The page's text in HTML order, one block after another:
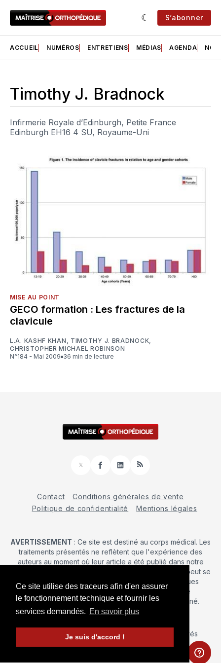
Ce site utilise des traceurs afin d'en assurer
le fonctionnement technique et fournir les
services demandés. En savoir plus
Je suis d'accord !
S’abonner
ACCUEIL NUMÉROS ENTRETIENS MÉDIAS AGENDA NOS
Timothy J. Bradnock
Infirmerie Royale d’Edinburgh, Petite France
Edinburgh EH16 4 SU, Royaume-Uni
MISE AU POINT
GECO formation : Les fractures de la
clavicule
L.A. KASHF KHAN , TIMOTHY J. BRADNOCK,
CHRISTOPHER MICHAEL ROBINSON
N°184 - Mai 2009
36 min de lecture
𝕏
FacebookLinkedInRSS
Contact
Conditions générales de vente
Politique de confidentialité
Mentions légales
AVERTISSEMENT : Ce site est destiné au corps médical. Les
traitements présentés ne reflètent que l'expérience des
auteurs au moment où leur article a été publié dans notre
journal. La décision d’une intervention chirurgicale ne peut se
prendre qu'après un examen clinique. Les techniques
publiées ici ne sauraient justifier une quelconque
revendication de la part d'un soignant ou d'un soigné.
© 2026 Maîtrise Orthopédique – Tous droits réservés